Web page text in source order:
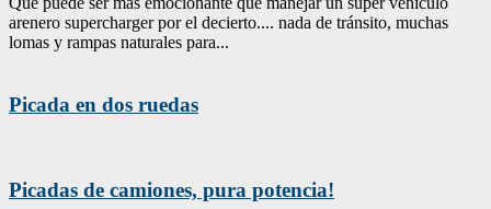
arenero supercharger por el decierto.... nada de tránsito, muchas
lomas y rampas naturales para...
Picada en dos ruedas
Picadas de camiones, pura potencia!